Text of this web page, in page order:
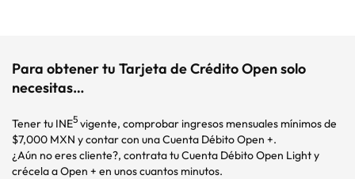
Para obtener tu Tarjeta de Crédito Open solo
necesitas…
Tener tu INE5 vigente, comprobar ingresos mensuales mínimos de
$7,000 MXN y contar con una Cuenta Débito Open +.
¿Aún no eres cliente?, contrata tu Cuenta Débito Open Light y
crécela a Open + en unos cuantos minutos.